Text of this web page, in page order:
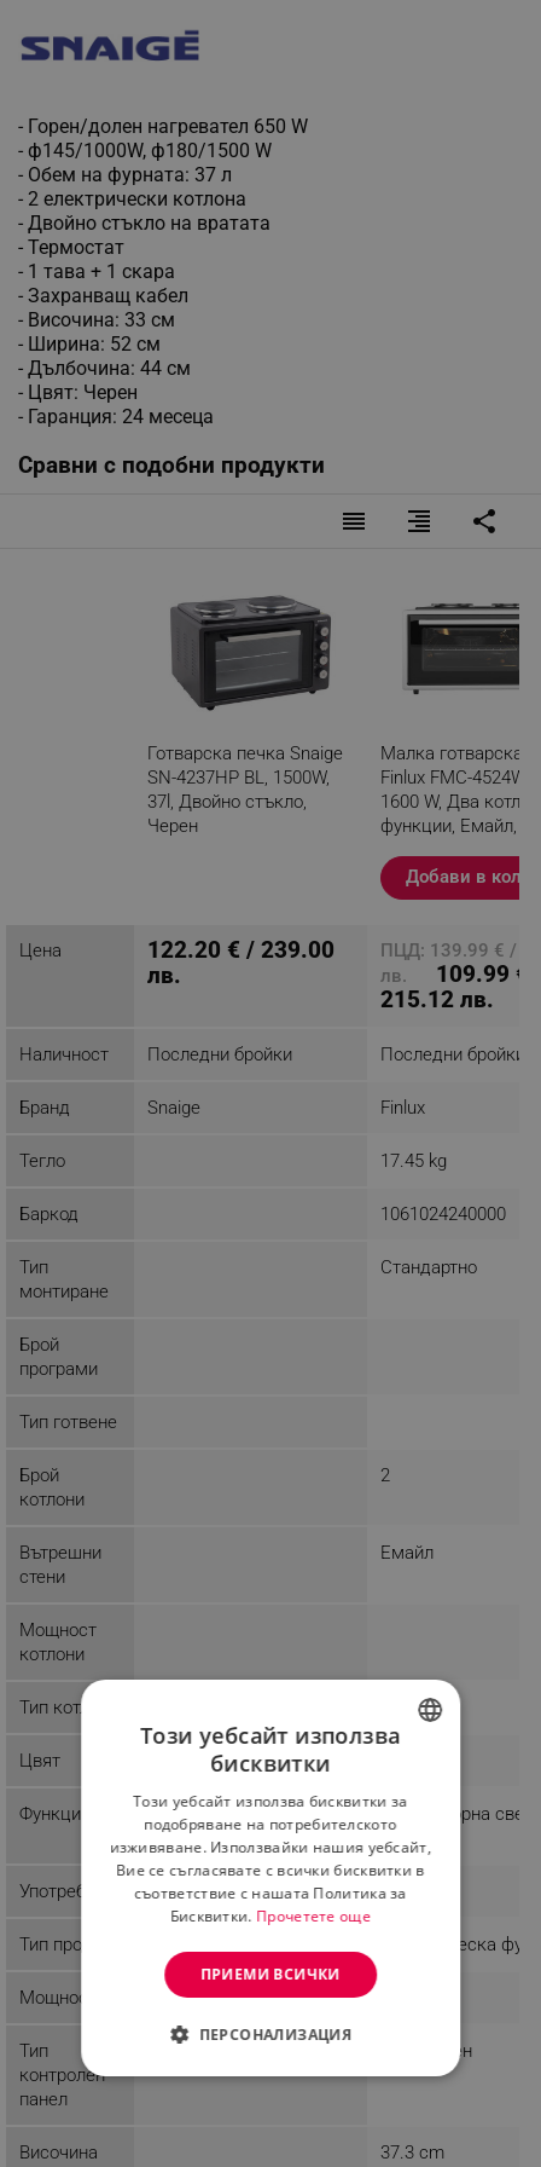
- Горен/долен нагревател 650 W
- ф145/1000W, ф180/1500 W
- Обем на фурната: 37 л
- 2 електрически котлона
- Двойно стъкло на вратата
- Термостат
- 1 тава + 1 скара
- Захранващ кабел
- Височина: 33 см
- Ширина: 52 см
- Дълбочина: 44 см
- Цвят: Черен
- Гаранция: 24 месеца
Сравни с подобни продукти
reorder format_align_right share
Готварска печка Snaige
SN-4237HP BL, 1500W,
37l, Двойно стъкло,
Черен
Малка готварска
Finlux FMC-
1600 W, Два
функции, Емайл,
Добави в
Цена
122.20 € / 239.00
лв.
ПЦД: 139.99 € /
лв.
109.99 €
215.12 лв.
Наличност Последни бройки Последни бройки
Бранд Snaige Finlux
Тегло 17.45 kg
Баркод 1061024240000
Тип
монтиране
Стандартно
Брой
програми
Тип готвене
Брой
котлони
2
Вътрешни
стени
Емайл
Мощност
котлони
Тип котлон
Цвят
Функции Индикаторна
Употреба Домашна
Тип продукт Електрическа
Мощност
Тип
контролен
панел
Механичен
Височина 37.3 cm
Този уебсайт използва
бисквитки
Този уебсайт използва бисквитки за
подобряване на потребителското
изживяване. Използвайки нашия уебсайт,
Вие се съгласявате с всички бисквитки в
съответствие с нашата Политика за
Бисквитки. Прочетете още
ПРИЕМИ ВСИЧКИ
ПЕРСОНАЛИЗАЦИЯ
СТРОГО НЕОБХОДИМО